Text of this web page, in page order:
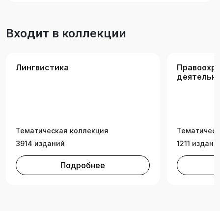
Входит в коллекции
Лингвистика
Тематическая коллекция
3914 изданий
Подробнее
1211